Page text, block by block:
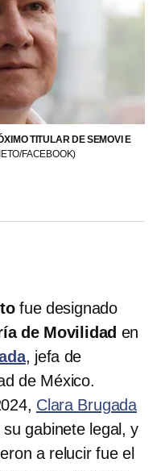
TITULAR DE SEMOVI E
FACEBOOK)
fue designado
de Movilidad en
, jefa de
de México.
Clara Brugada
gabinete legal, y
a relucir fue el